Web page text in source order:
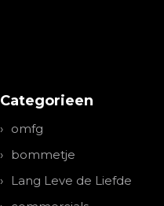
Categorieen
omfg
bommetje
Lang Leve de Liefde